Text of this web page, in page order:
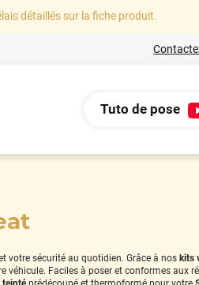
détaillés sur la fiche produit.
Tuto de pose
votre sécurité au quotidien. Grâce à nos kits
véhicule. Faciles à poser et conformes aux